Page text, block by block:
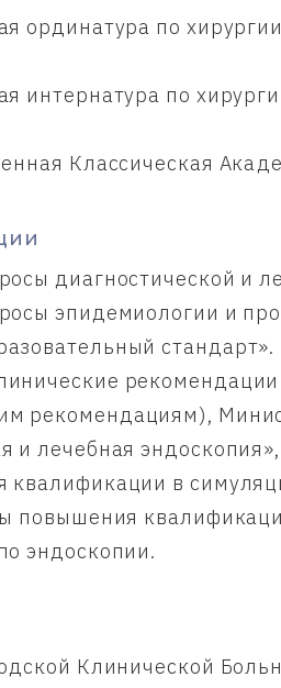
ординатура по
интернатура по
Классическая
диагностической
эпидемиологии и
стандарт».
рекомендациям),
и лечебная
квалификации в
повышения
эндоскопии.
Клинической